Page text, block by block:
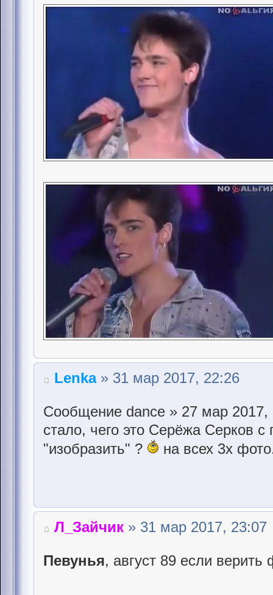
Lenka» 31 мар 2017, 22:26
Сообщение dance » 27 мар 2017,
стало, чего это Серёжа Серков
"изобразить" ?
на всех 3х
Л_Зайчик » 31 мар 2017, 23:07
Певунья, август 89 если верить